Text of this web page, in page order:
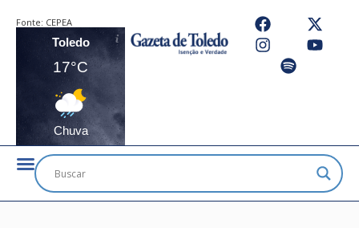
Fonte: CEPEA
Toledo
17°C
Chuva